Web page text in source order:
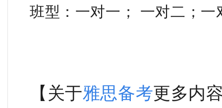
班型：一对一； 一对二；一
【关于雅思备考更多内